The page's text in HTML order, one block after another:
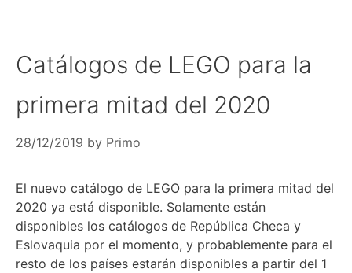
Catálogos de LEGO para la
primera mitad del 2020
28/12/2019 by Primo
El nuevo catálogo de LEGO para la primera mitad del
2020 ya está disponible. Solamente están
disponibles los catálogos de República Checa y
Eslovaquia por el momento, y probablemente para el
resto de los países estarán disponibles a partir del 1